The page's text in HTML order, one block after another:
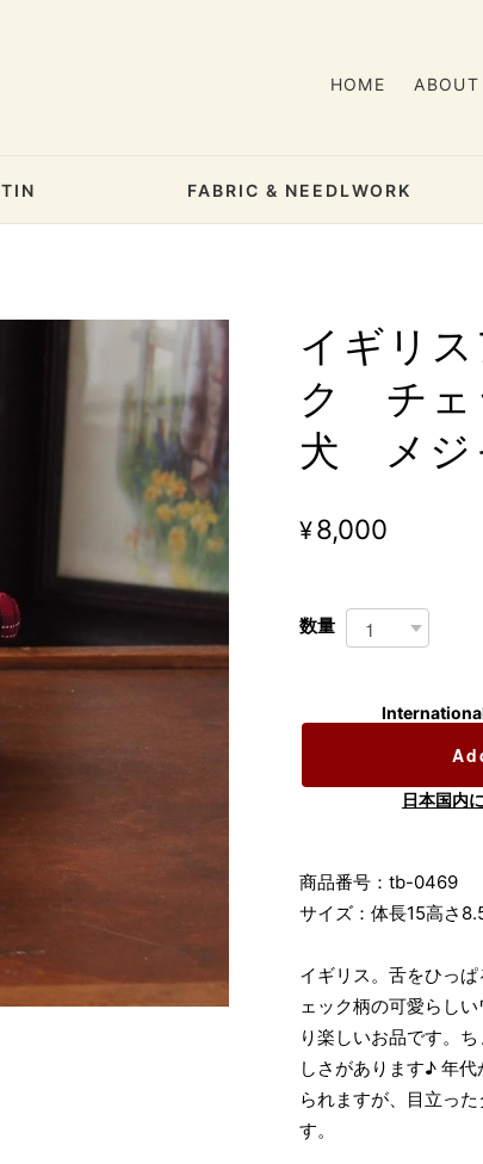
HOME ABOUT
TIN FABRIC & NEEDLWORK
イギリ
ク チェ
犬 メジ
¥8,000
数量
日本国内
商品番号：tb-0469
サイズ：体長15高さ
イギリス。舌をひっ
ェック柄の可愛らし
り楽しいお品です。
しさがあります♪ 年
られますが、目立っ
す。